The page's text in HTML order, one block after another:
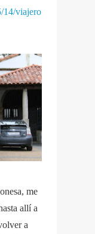
14/viajero
me
allí a
a